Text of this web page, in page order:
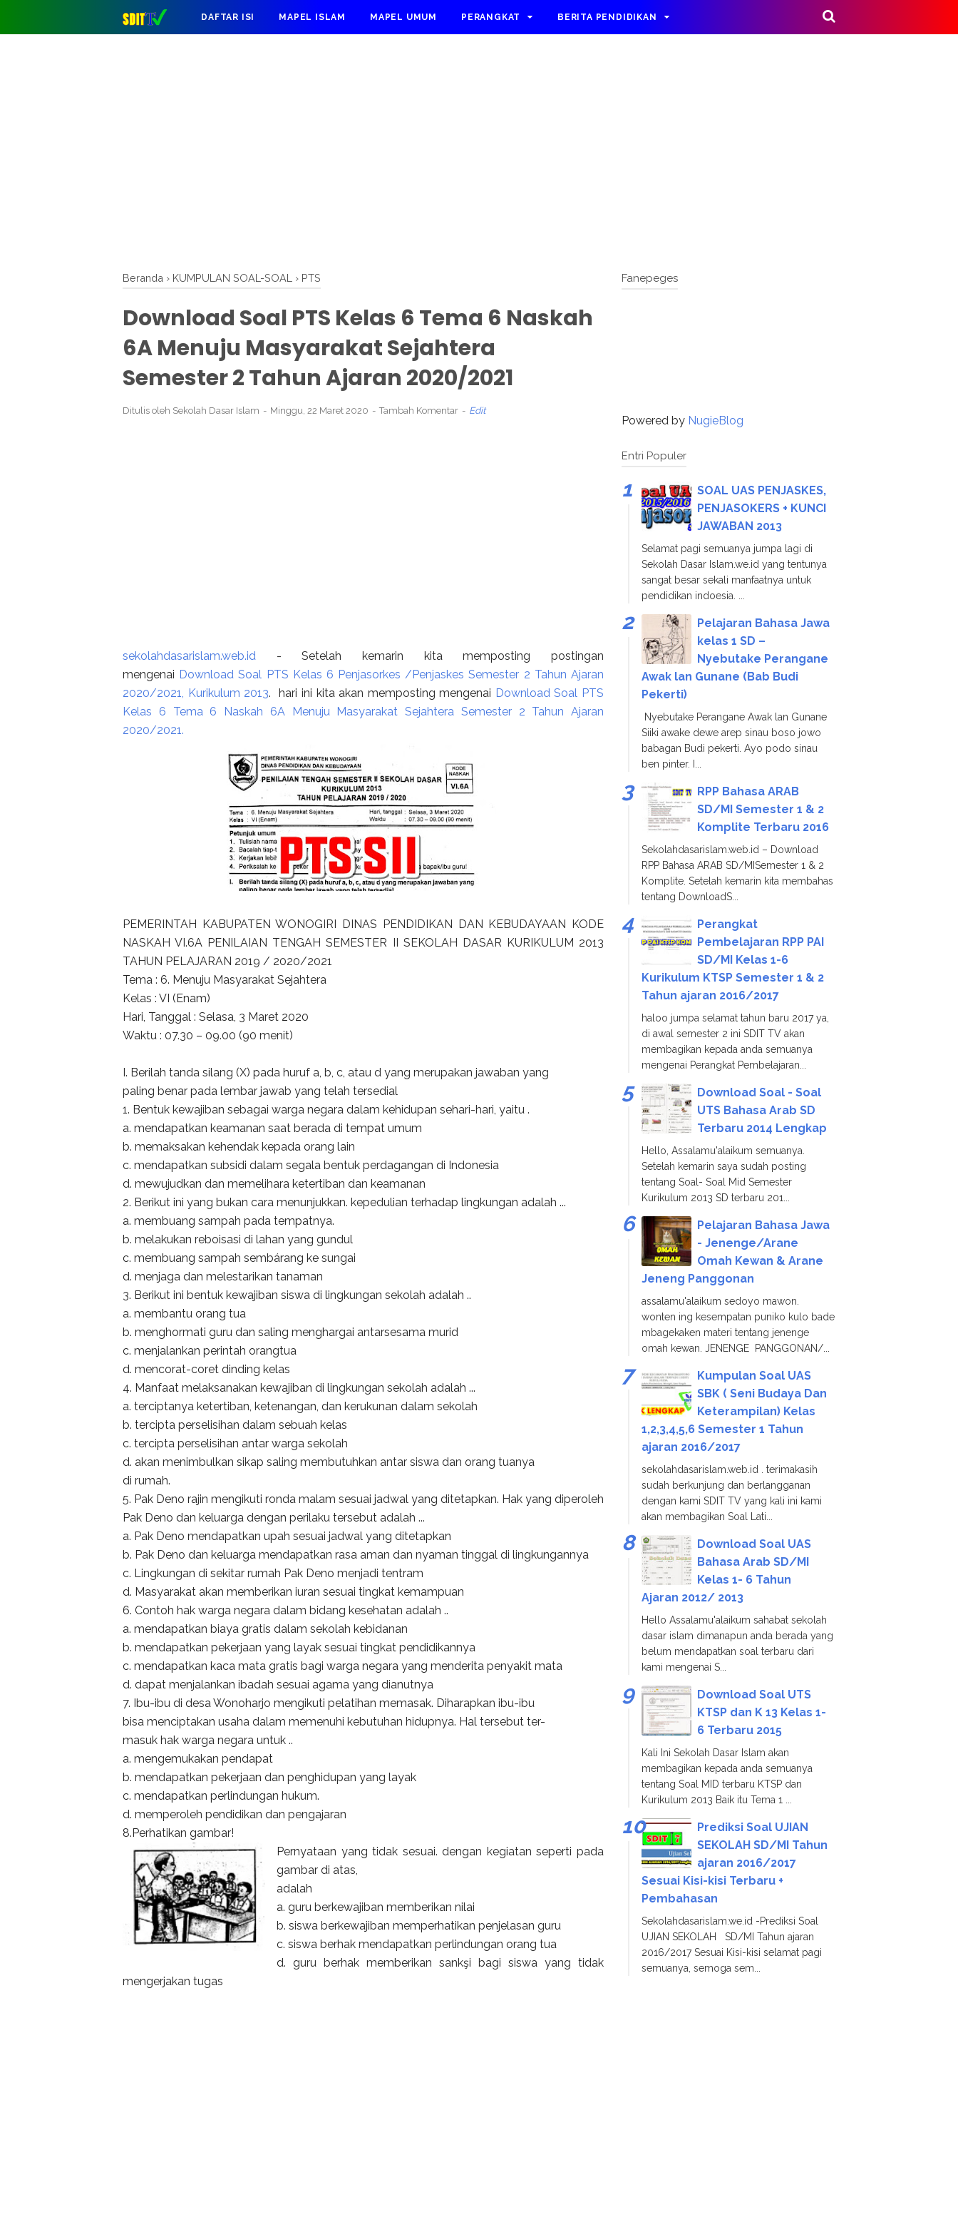
DAFTAR ISI MAPEL ISLAM MAPEL UMUM PERANGKAT BERITA PENDIDIKAN
Beranda › KUMPULAN SOAL-SOAL › PTS
Download Soal PTS Kelas 6 Tema 6 Naskah
6A Menuju Masyarakat Sejahtera
Semester 2 Tahun Ajaran 2020/2021
Ditulis oleh Sekolah Dasar Islam Minggu, 22 Maret 2020 Tambah Komentar Edit
sekolahdasarislam.web.id - Setelah kemarin kita memposting postingan
mengenai Download Soal PTS Kelas 6 Penjasorkes /Penjaskes Semester 2 Tahun Ajaran
2020/2021, Kurikulum 2013. hari ini kita akan memposting mengenai Download Soal PTS
Kelas 6 Tema 6 Naskah 6A Menuju Masyarakat Sejahtera Semester 2 Tahun Ajaran
2020/2021.
PEMERINTAH KABUPATEN WONOGIRI DINAS PENDIDIKAN DAN KEBUDAYAAN KODE
NASKAH VI.6A PENILAIAN TENGAH SEMESTER II SEKOLAH DASAR KURIKULUM 2013
TAHUN PELAJARAN 2019 / 2020/2021
Tema : 6. Menuju Masyarakat Sejahtera
Kelas : VI (Enam)
Hari, Tanggal : Selasa, 3 Maret 2020
Waktu : 07.30 – 09.00 (90 menit)
I. Berilah tanda silang (X) pada huruf a, b, c, atau d yang merupakan jawaban yang
paling benar pada lembar jawab yang telah tersedial
1. Bentuk kewajiban sebagai warga negara dalam kehidupan sehari-hari, yaitu .
a. mendapatkan keamanan saat berada di tempat umum
b. memaksakan kehendak kepada orang lain
c. mendapatkan subsidi dalam segala bentuk perdagangan di Indonesia
d. mewujudkan dan memelihara ketertiban dan keamanan
2. Berikut ini yang bukan cara menunjukkan. kepedulian terhadap lingkungan adalah ...
a. membuang sampah pada tempatnya.
b. melakukan reboisasi di lahan yang gundul
c. membuang sampah sembárang ke sungai
d. menjaga dan melestarikan tanaman
3. Berikut ini bentuk kewajiban siswa di lingkungan sekolah adalah ..
a. membantu orang tua
b. menghormati guru dan saling menghargai antarsesama murid
c. menjalankan perintah orangtua
d. mencorat-coret dinding kelas
4. Manfaat melaksanakan kewajiban di lingkungan sekolah adalah ...
a. terciptanya ketertiban, ketenangan, dan kerukunan dalam sekolah
b. tercipta perselisihan dalam sebuah kelas
c. tercipta perselisihan antar warga sekolah
d. akan menimbulkan sikap saling membutuhkan antar siswa dan orang tuanya
di rumah.
5. Pak Deno rajin mengikuti ronda malam sesuai jadwal yang ditetapkan. Hak yang diperoleh
Pak Deno dan keluarga dengan perilaku tersebut adalah ...
a. Pak Deno mendapatkan upah sesuai jadwal yang ditetapkan
b. Pak Deno dan keluarga mendapatkan rasa aman dan nyaman tinggal di lingkungannya
c. Lingkungan di sekitar rumah Pak Deno menjadi tentram
d. Masyarakat akan memberikan iuran sesuai tingkat kemampuan
6. Contoh hak warga negara dalam bidang kesehatan adalah ..
a. mendapatkan biaya gratis dalam sekolah kebidanan
b. mendapatkan pekerjaan yang layak sesuai tingkat pendidikannya
c. mendapatkan kaca mata gratis bagi warga negara yang menderita penyakit mata
d. dapat menjalankan ibadah sesuai agama yang dianutnya
7. Ibu-ibu di desa Wonoharjo mengikuti pelatihan memasak. Diharapkan ibu-ibu
bisa menciptakan usaha dalam memenuhi kebutuhan hidupnya. Hal tersebut ter-
masuk hak warga negara untuk ..
a. mengemukakan pendapat
b. mendapatkan pekerjaan dan penghidupan yang layak
c. mendapatkan perlindungan hukum.
d. memperoleh pendidikan dan pengajaran
8.Perhatikan gambar!
Pernyataan yang tidak sesuai. dengan kegiatan seperti pada
gambar di atas,
adalah
a. guru berkewajiban memberikan nilai
b. siswa berkewajiban memperhatikan penjelasan guru
c. siswa berhak mendapatkan perlindungan orang tua
d. guru berhak memberikan sankşi bagi siswa yang tidak
mengerjakan tugas
Fanepeges
Powered by NugieBlog
Entri Populer
SOAL UAS PENJASKES,
PENJASOKERS + KUNCI
JAWABAN 2013
Selamat pagi semuanya jumpa lagi di
Sekolah Dasar Islam.we.id yang tentunya
sangat besar sekali manfaatnya untuk
pendidikan indoesia. ...
Pelajaran Bahasa Jawa
kelas 1 SD –
Nyebutake Perangane
Awak lan Gunane (Bab Budi
Pekerti)
Nyebutake Perangane Awak lan Gunane
Siiki awake dewe arep sinau boso jowo
babagan Budi pekerti. Ayo podo sinau
ben pinter. I...
RPP Bahasa ARAB
SD/MI Semester 1 & 2
Komplite Terbaru 2016
Sekolahdasarislam.web.id – Download
RPP Bahasa ARAB SD/MISemester 1 & 2
Komplite. Setelah kemarin kita membahas
tentang DownloadS...
Perangkat
Pembelajaran RPP PAI
SD/MI Kelas 1-6
Kurikulum KTSP Semester 1 & 2
Tahun ajaran 2016/2017
haloo jumpa selamat tahun baru 2017 ya,
di awal semester 2 ini SDIT TV akan
membagikan kepada anda semuanya
mengenai Perangkat Pembelajaran...
Download Soal - Soal
UTS Bahasa Arab SD
Terbaru 2014 Lengkap
Hello, Assalamu'alaikum semuanya.
Setelah kemarin saya sudah posting
tentang Soal- Soal Mid Semester
Kurikulum 2013 SD terbaru 201...
Pelajaran Bahasa Jawa
- Jenenge/Arane
Omah Kewan & Arane
Jeneng Panggonan
assalamu'alaikum sedoyo mawon.
wonten ing kesempatan puniko kulo bade
mbagekaken materi tentang jenenge
omah kewan. JENENGE PANGGONAN/...
Kumpulan Soal UAS
SBK ( Seni Budaya Dan
Keterampilan) Kelas
1,2,3,4,5,6 Semester 1 Tahun
ajaran 2016/2017
sekolahdasarislam.web.id . terimakasih
sudah berkunjung dan berlangganan
dengan kami SDIT TV yang kali ini kami
akan membagikan Soal Lati...
Download Soal UAS
Bahasa Arab SD/MI
Kelas 1- 6 Tahun
Ajaran 2012/ 2013
Hello Assalamu'alaikum sahabat sekolah
dasar islam dimanapun anda berada yang
belum mendapatkan soal terbaru dari
kami mengenai S...
Download Soal UTS
KTSP dan K 13 Kelas 1-
6 Terbaru 2015
Kali Ini Sekolah Dasar Islam akan
membagikan kepada anda semuanya
tentang Soal MID terbaru KTSP dan
Kurikulum 2013 Baik itu Tema 1 ...
Prediksi Soal UJIAN
SEKOLAH SD/MI Tahun
ajaran 2016/2017
Sesuai Kisi-kisi Terbaru +
Pembahasan
Sekolahdasarislam.we.id -Prediksi Soal
UJIAN SEKOLAH SD/MI Tahun ajaran
2016/2017 Sesuai Kisi-kisi selamat pagi
semuanya, semoga sem...